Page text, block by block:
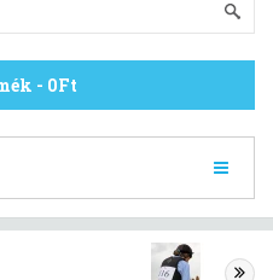
- 0Ft